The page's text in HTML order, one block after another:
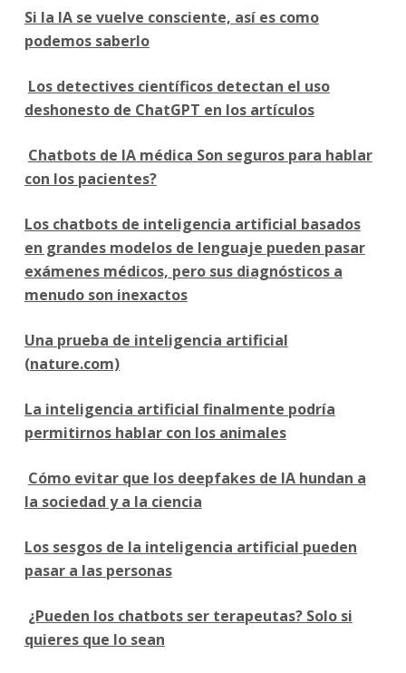
Si la IA se vuelve consciente, así es como
podemos saberlo
Los detectives científicos detectan el uso
deshonesto de ChatGPT en los artículos
Chatbots de IA médica Son seguros para hablar
con los pacientes?
Los chatbots de inteligencia artificial basados
en grandes modelos de lenguaje pueden pasar
exámenes médicos, pero sus diagnósticos a
menudo son inexactos
Una prueba de inteligencia artificial
(nature.com)
La inteligencia artificial finalmente podría
permitirnos hablar con los animales
Cómo evitar que los deepfakes de IA hundan a
la sociedad y a la ciencia
Los sesgos de la inteligencia artificial pueden
pasar a las personas
¿Pueden los chatbots ser terapeutas? Solo si
quieres que lo sean